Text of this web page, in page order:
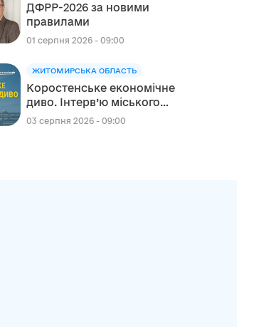
українського Проєкту DECIDE
ДФРР-2026 за новими
правилами
01 серпня 2026 - 09:00
ЖИТОМИРСЬКА ОБЛАСТЬ
Коростенське економічне
диво. Інтерв’ю міського
голови Коростеня
03 серпня 2026 - 09:00